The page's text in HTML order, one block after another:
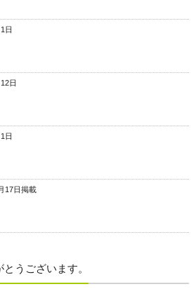
日
日
日
17日掲載
うございます。